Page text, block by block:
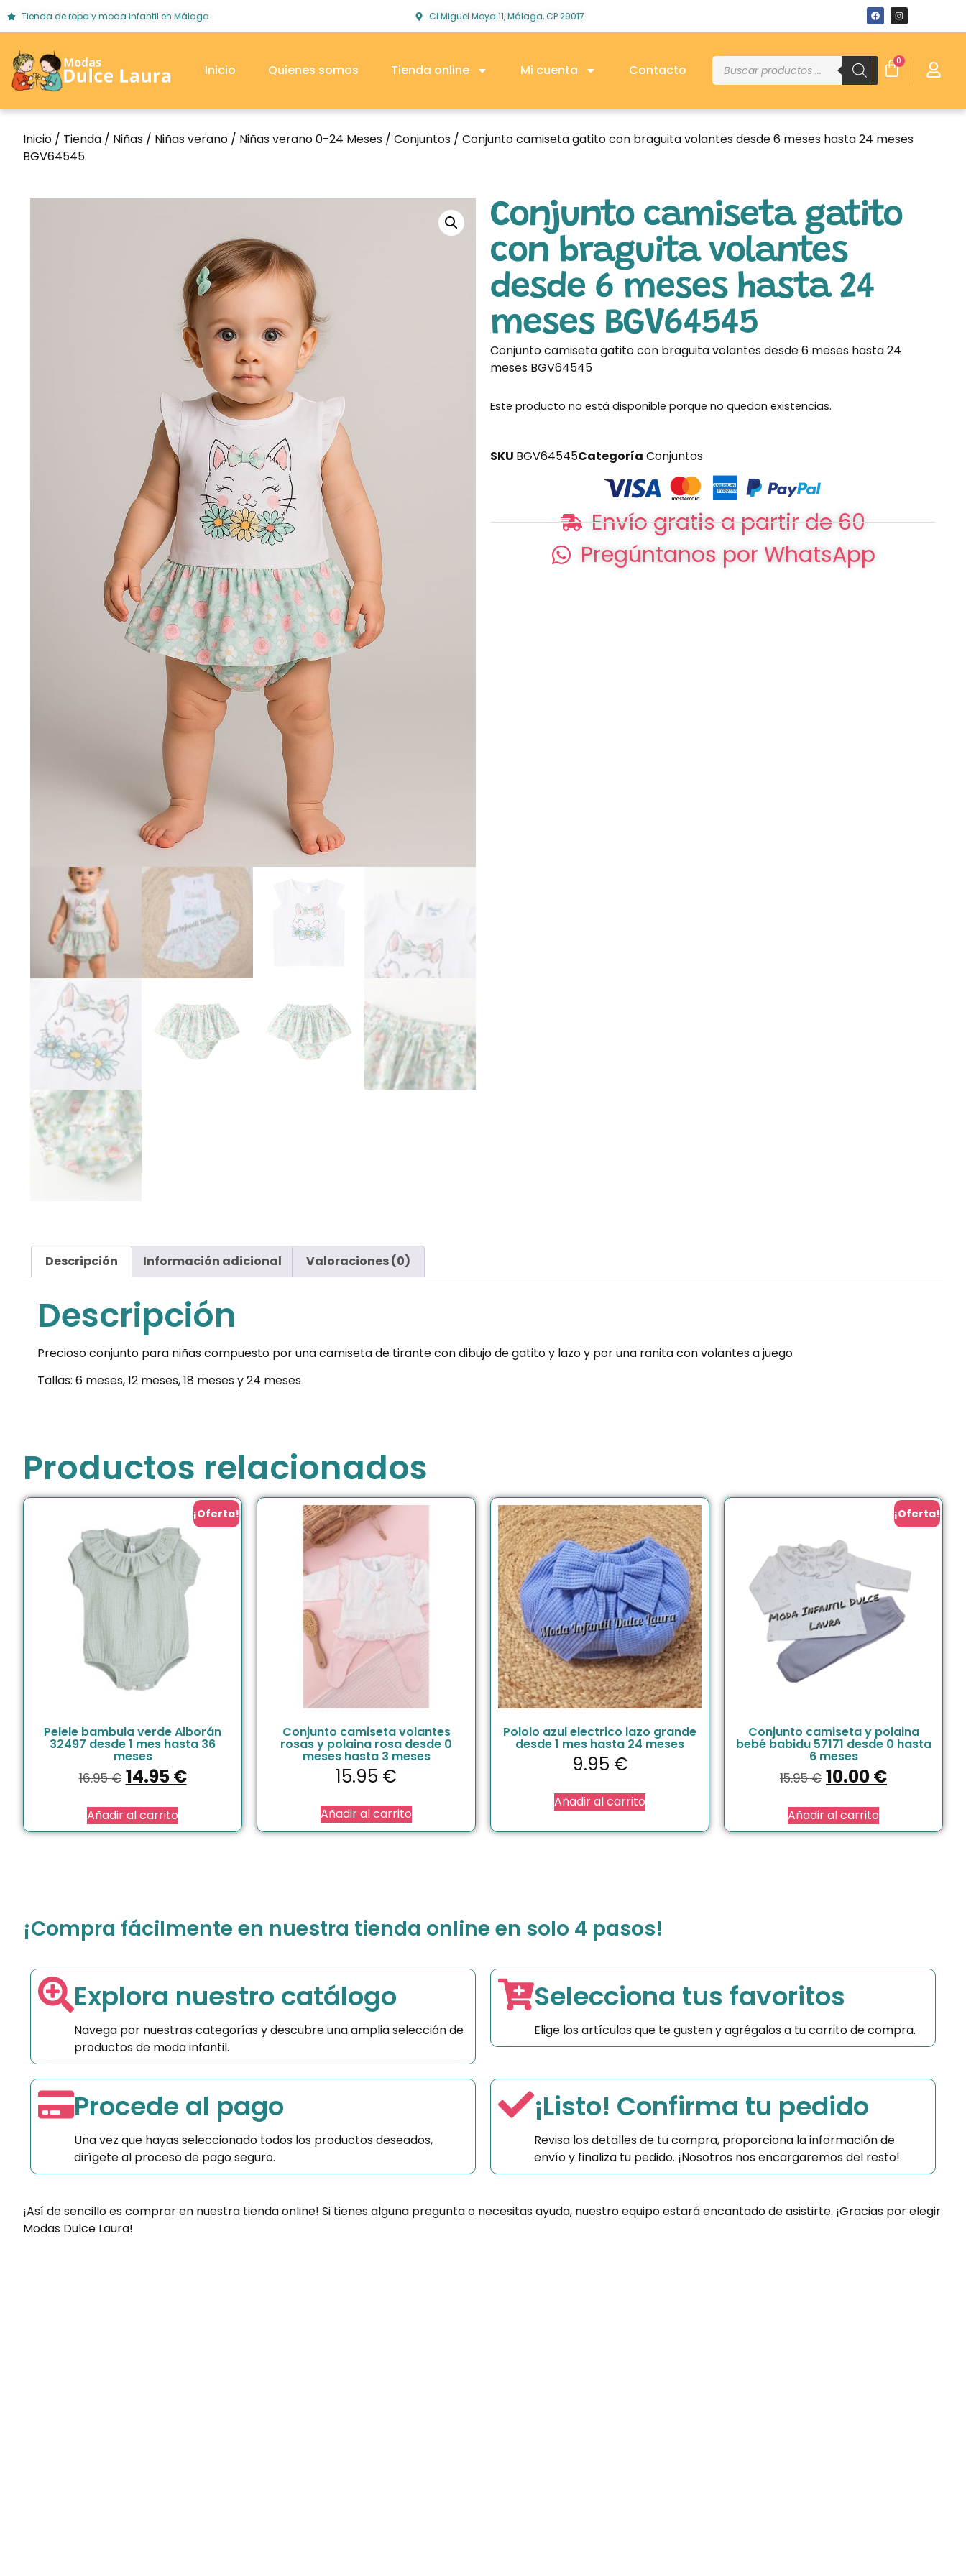
Tienda de ropa y moda infantil en Málaga Cl Miguel Moya 11, Málaga, CP 29017
Inicio Quienes somos Tienda online Mi cuenta Contacto
0
Inicio / Tienda / Niñas / Niñas verano / Niñas verano 0-24 Meses / Conjuntos / Conjunto camiseta gatito con braguita volantes desde 6 meses hasta 24 meses
BGV64545
Conjunto camiseta gatito
con braguita volantes
desde 6 meses hasta 24
meses BGV64545
Conjunto camiseta gatito con braguita volantes desde 6 meses hasta 24
meses BGV64545
Este producto no está disponible porque no quedan existencias.
SKU BGV64545Categoría Conjuntos
Envío gratis a partir de 60
Pregúntanos por WhatsApp
Descripción Información adicional Valoraciones (0)
Descripción
Precioso conjunto para niñas compuesto por una camiseta de tirante con dibujo de gatito y lazo y por una ranita con volantes a juego
Tallas: 6 meses, 12 meses, 18 meses y 24 meses
Productos relacionados
¡Oferta!
Pelele bambula verde Alborán
32497 desde 1 mes hasta 36
meses
16.95€ 14.95€
Añadir al carrito
Conjunto camiseta volantes
rosas y polaina rosa desde 0
meses hasta 3 meses
15.95 €
Añadir al carrito
Pololo azul electrico lazo grande
desde 1 mes hasta 24 meses
9.95 €
Añadir al carrito
¡Oferta!
Conjunto camiseta y polaina
bebé babidu 57171 desde 0 hasta
6 meses
15.95€ 10.00€
Añadir al carrito
¡Compra fácilmente en nuestra tienda online en solo 4 pasos!
Explora nuestro catálogo
Navega por nuestras categorías y descubre una amplia selección de
productos de moda infantil.
Selecciona tus favoritos
Elige los artículos que te gusten y agrégalos a tu carrito de compra.
Procede al pago
Una vez que hayas seleccionado todos los productos deseados,
dirígete al proceso de pago seguro.
¡Listo! Confirma tu pedido
Revisa los detalles de tu compra, proporciona la información de
envío y finaliza tu pedido. ¡Nosotros nos encargaremos del resto!
¡Así de sencillo es comprar en nuestra tienda online! Si tienes alguna pregunta o necesitas ayuda, nuestro equipo estará encantado de asistirte. ¡Gracias por elegir
Modas Dulce Laura!